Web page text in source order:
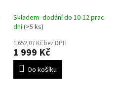
Skladem- dodání do 10-12 prac.
dní(>5 ks)
1 652,07 Kč bez DPH
1 999 Kč
Do košíku